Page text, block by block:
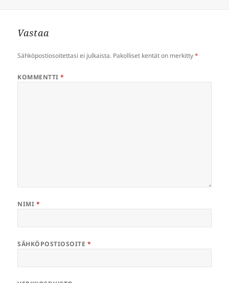
Vastaa
Sähköpostiosoitettasi ei julkaista. Pakolliset kentät on merkitty*
KOMMENTTI*
NIMI *
SÄHKÖPOSTIOSOITE *